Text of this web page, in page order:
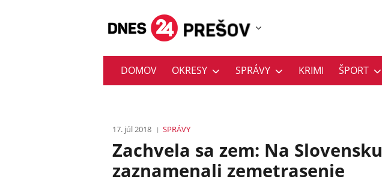
DOMOV OKRESY SPRÁVY KRIMI ŠPORT
17. júl 2018 SPRÁVY
Zachvela sa zem: Na Slovensku
zaznamenali zemetrasenie